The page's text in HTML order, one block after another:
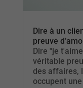
Dire à un
preuve
Dire "je
véritable
des affaires,
occupent